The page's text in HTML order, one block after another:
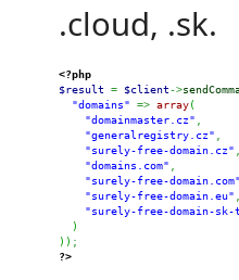
.cloud, .sk.
<?php
$result
= $client->
"domains"
=> array(
"domainmaster.cz"
"generalregistry.cz"
"surely-free-domain.cz"
"domains.com"
"surely-free-domain.com"
"surely-free-domain.eu"
"surely-free-domain-
)
) ) ;
?>